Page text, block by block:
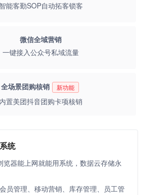
智能客勤SOP自动拓客锁客
微信全域营销
一键接入公众号私域流量
全场景团购核销 新功能
内置美团抖音团购卡项核销
统
览器能上网就能用系统，数据云存储永
员管理、移动营销、库存管理、员工管